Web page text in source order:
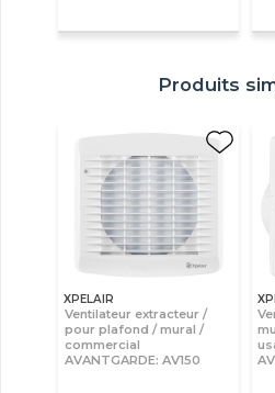
Produits
XPELAIR
Ventilateur extracteur /
pour plafond / mural /
commercial
AVANTGARDE: AV150